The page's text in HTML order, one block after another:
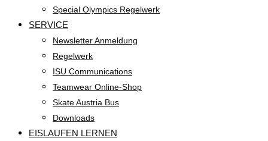
Special Olympics Regelwerk
SERVICE
Newsletter Anmeldung
Regelwerk
ISU Communications
Teamwear Online-Shop
Skate Austria Bus
Downloads
EISLAUFEN LERNEN